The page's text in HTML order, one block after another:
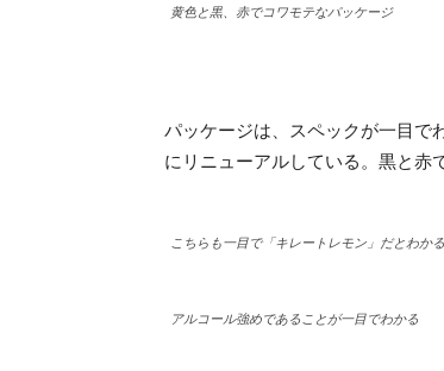
黄色と黒、赤でコワモテなパッケージ
パッケージは、スペックが一目で
にリニューアルしている。黒と赤
こちらも一目で「キレートレモン」だとわか
アルコール強めであることが一目でわかる